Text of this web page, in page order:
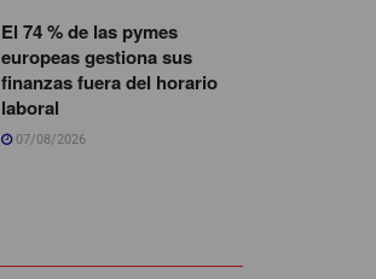
El 74 % de las pymes
europeas gestiona sus
finanzas fuera del horario
laboral
07/08/2026